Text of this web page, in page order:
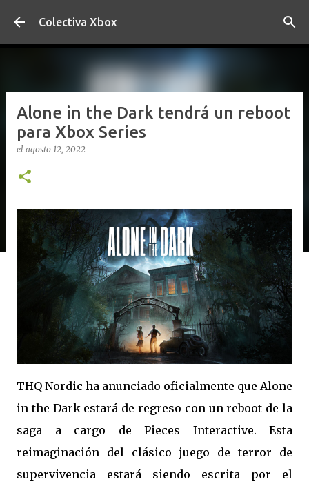
Ir al contenido principal
Colectiva Xbox
Alone in the Dark tendrá un reboot
para Xbox Series
el agosto 12, 2022
THQ Nordic ha anunciado oficialmente que Alone
in the Dark estará de regreso con un reboot de la
saga a cargo de Pieces Interactive. Esta
reimaginación del clásico juego de terror de
supervivencia estará siendo escrita por el